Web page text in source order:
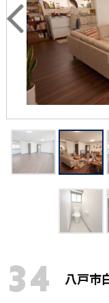
34 八戸市